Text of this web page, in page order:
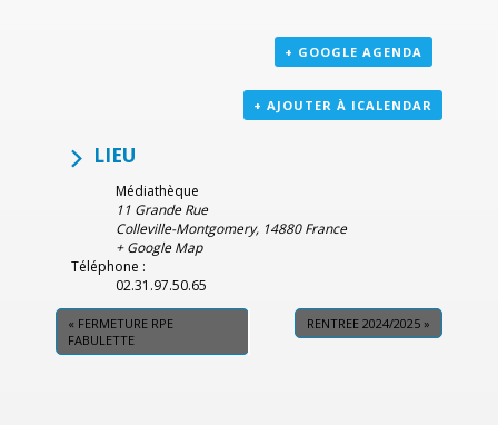
+ GOOGLE AGENDA
+ AJOUTER À ICALENDAR
LIEU
Médiathèque
11 Grande Rue
Colleville-Montgomery, 14880 France
+ Google Map
Téléphone :
02.31.97.50.65
« FERMETURE RPE
FABULETTE
RENTREE 2024/2025 »